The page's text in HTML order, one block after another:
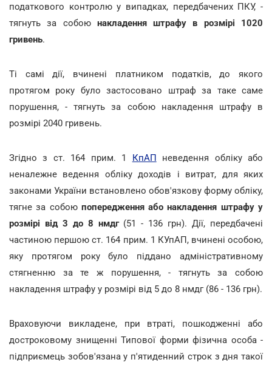
податкового контролю у випадках, передбачених ПКУ, -
тягнуть за собою накладення штрафу в розмірі 1020
гривень.
Ті самі дії, вчинені платником податків, до якого
протягом року було застосовано штраф за таке саме
порушення, - тягнуть за собою накладення штрафу в
розмірі 2040 гривень.
Згідно з ст. 164 прим. 1 КпАП неведення обліку або
неналежне ведення обліку доходів і витрат, для яких
законами України встановлено обов'язкову форму обліку,
тягне за собою попередження або накладення штрафу у
розмірі від 3 до 8 нмдг(51 - 136 грн). Дії, передбачені
частиною першою ст. 164 прим. 1 КУпАП, вчинені особою,
яку протягом року було піддано адміністративному
стягненню за те ж порушення, - тягнуть за собою
накладення штрафу у розмірі від 5 до 8 нмдг (86 - 136 грн).
Враховуючи викладене, при втраті, пошкодженні або
достроковому знищенні Типової форми фізична особа -
підприємець зобов'язана у п'ятиденний строк з дня такої